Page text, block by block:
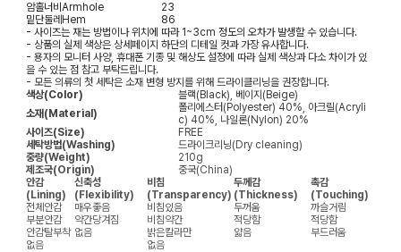
암홀너비 Armhole
23
밑단둘레 Hem
86
- 사이즈는 재는 방법이나 위치에 따라 1~3cm 정도의 오차가 발생할 수 있습니다.
- 상품의 실제 색상은 상세페이지 하단의 디테일 컷과 가장 유사합니다.
- 용자의 모니터 사양, 휴대폰 기종 및 해상도 설정에 따라 실제 색상과 다소 차이가 있
을 수 있는 점 참고 부탁드립니다.
- 모든 의류의 첫 세탁은 소재 변형 방지를 위해 드라이클리닝을 권장합니다.
색상(Color)
블랙(Black), 베이지(Beige)
소재(Material)
폴리에스터(Polyester) 40%, 아크릴(Acryli
c) 40%, 나일론(Nylon) 20%
사이즈(Size)
FREE
세탁방법(Washing)
드라이크리닝(Dry cleaning)
중량(Weight)
210g
제조국(Origin)
중국(China)
안감
(Lining)
신축성
(Flexibility)
비침
(Transparency)
두께감
(Thickness)
촉감
(Touching)
전체안감
매우좋음 비침있음 두꺼움
까슬거림
부분안감
약간당겨짐 비침약간 적당함
적당함
안감탈부착 없음 밝은칼라만 얇음
부드러움
없음
없음